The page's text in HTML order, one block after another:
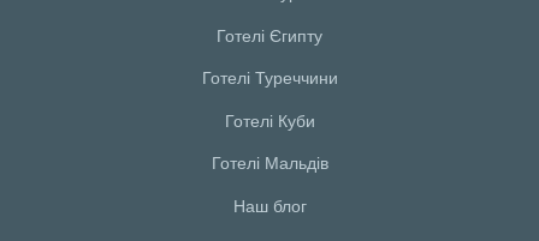
Готелі Єгипту
Готелі Туреччини
Готелі Куби
Готелі Мальдiв
Наш блог